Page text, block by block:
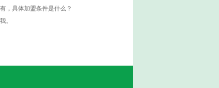
，具体加盟条件是什么？
。